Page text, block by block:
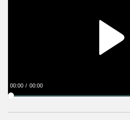
00:00 00:00